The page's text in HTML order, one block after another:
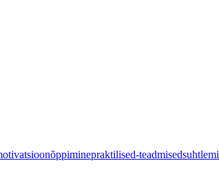
õppiminepraktilised-teadmised